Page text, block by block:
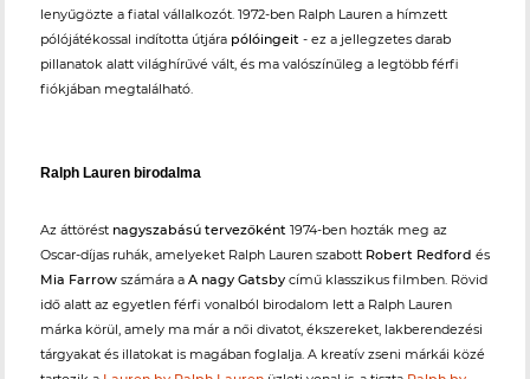
lenyűgözte a fiatal vállalkozót. 1972-ben Ralph Lauren a hímzett
pólójátékossal indította útjára pólóingeit - ez a jellegzetes darab
pillanatok alatt világhírűvé vált, és ma valószínűleg a legtöbb férfi
fiókjában megtalálható.
Ralph Lauren birodalma
Az áttörést nagyszabású tervezőként 1974-ben hozták meg az
Oscar-díjas ruhák, amelyeket Ralph Lauren szabott Robert Redford és
Mia Farrow számára a A nagy Gatsby című klasszikus filmben. Rövid
idő alatt az egyetlen férfi vonalból birodalom lett a Ralph Lauren
márka körül, amely ma már a női divatot, ékszereket, lakberendezési
tárgyakat és illatokat is magában foglalja. A kreatív zseni márkái közé